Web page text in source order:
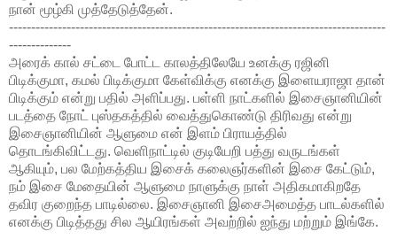
நான் மூழ்கி முத்தேடுத்தேன்.
-------------------------------------------------------------------------------------
--------------
அரைக் கால் சட்டை போட்ட காலத்திலேயே உனக்கு ரஜினி
பிடிக்குமா, கமல் பிடிக்குமா கேள்விக்கு எனக்கு இளையராஜா தான்
பிடிக்கும் என்று பதில் அளிப்பது. பள்ளி நாட்களில் இசைஞானியின்
படத்தை நோட் புஸ்தகத்தில் வைத்துகொண்டு திரிவது என்று
இசைஞானியின் ஆளுமை என் இளம் பிராயத்தில்
தொடங்கிவிட்டது. வெளிநாட்டில் குடியேறி பத்து வருடங்கள்
ஆகியும், பல மேற்கத்திய இசைக் கலைஞர்களின் இசை கேட்டும்,
நம் இசை மேதையின் ஆளுமை நாளுக்கு நாள் அதிகமாகிறதே
தவிர குறைந்த பாடில்லை. இசைஞானி இசைஅமைத்த பாடல்களில்
எனக்கு பிடித்தது சில ஆயிரங்கள் அவற்றில் ஐந்து மற்றும் இங்கே.